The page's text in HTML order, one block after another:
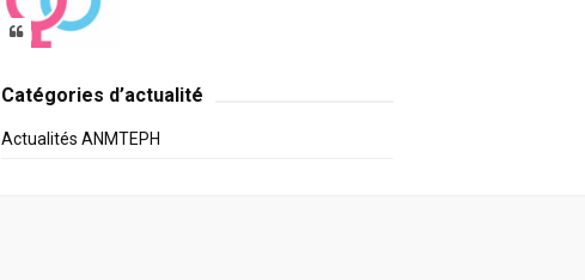
Catégories d’actualité
Actualités ANMTEPH